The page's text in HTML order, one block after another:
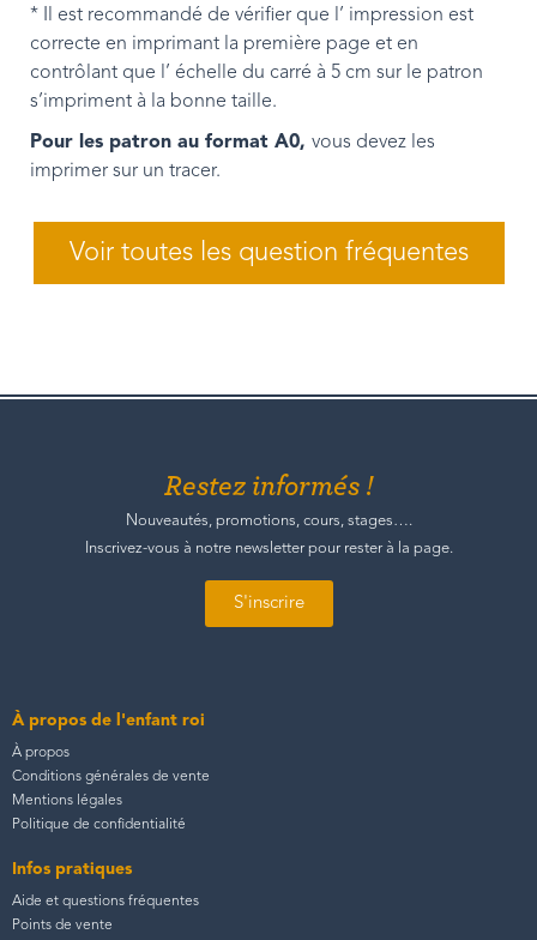
* Il est recommandé de vérifier que l’ impression est
correcte en imprimant la première page et en
contrôlant que l’ échelle du carré à 5 cm sur le patron
s’impriment à la bonne taille.
Pour les patron au format A0, vous devez les
imprimer sur un tracer.
Voir toutes les question fréquentes
Restez informés !
Nouveautés, promotions, cours, stages….
Inscrivez-vous à notre newsletter pour rester à la page.
S'inscrire
À propos de l'enfant roi
À propos
Conditions générales de vente
Mentions légales
Politique de confidentialité
Infos pratiques
Aide et questions fréquentes
Points de vente